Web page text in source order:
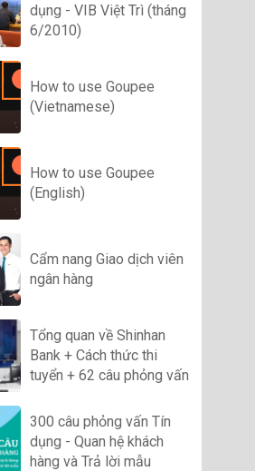
dụng - VIB Việt Trì (tháng
6/2010)
How to use Goupee
(Vietnamese)
How to use Goupee
(English)
Cẩm nang Giao dịch viên
ngân hàng
Tổng quan về Shinhan
Bank + Cách thức thi
tuyển + 62 câu phỏng vấn
300 câu phỏng vấn Tín
dụng - Quan hệ khách
hàng và Trả lời mẫu